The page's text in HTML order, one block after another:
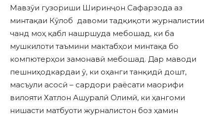
Мавзӯи гузориши Ширинҷон Сафарзода аз
минтақаи Кӯлоб давоми тадқиқоти журналистии
чанд моҳ қабл нашршуда мебошад, ки ба
мушкилоти таъмини мактабҳои минтақа бо
компютерҳои замонавӣ мебошад. Дар маводи
пешниҳодкардаи ӯ, ки оҳанги танқидӣ дошт,
масъули асосӣ – сардори раёсати маорифи
вилояти Хатлон Ашуралӣ Олимӣ, ки ҳангоми
нишасти матбуоти журналистон боз ҳамин